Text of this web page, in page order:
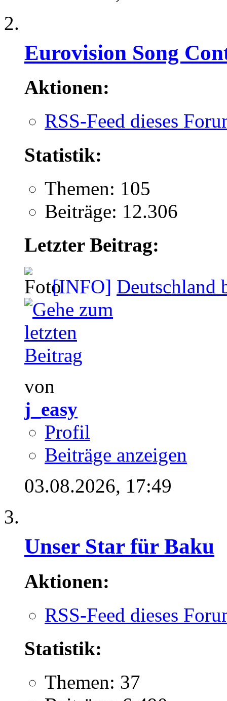
Eurovision Song
Aktionen:
RSS-Feed dieses
Statistik:
Themen: 105
Beiträge: 12.306
Letzter Beitrag:
[INFO] Deutschland
von
j_easy
Profil
Beiträge anzeigen
03.08.2026, 17:49
Unser Star für Baku
Aktionen:
RSS-Feed dieses
Statistik:
Themen: 37